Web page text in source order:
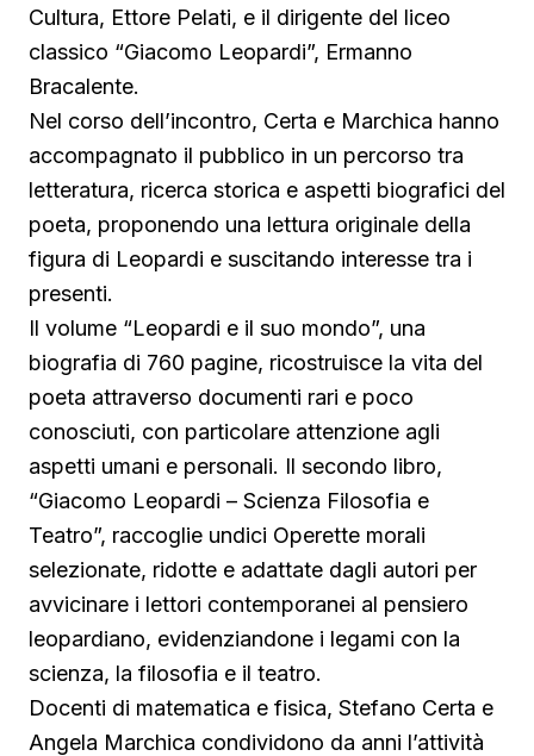
Cultura, Ettore Pelati, e il dirigente del liceo
classico “Giacomo Leopardi”, Ermanno
Bracalente.
Nel corso dell’incontro, Certa e Marchica hanno
accompagnato il pubblico in un percorso tra
letteratura, ricerca storica e aspetti biografici del
poeta, proponendo una lettura originale della
figura di Leopardi e suscitando interesse tra i
presenti.
Il volume “Leopardi e il suo mondo”, una
biografia di 760 pagine, ricostruisce la vita del
poeta attraverso documenti rari e poco
conosciuti, con particolare attenzione agli
aspetti umani e personali. Il secondo libro,
“Giacomo Leopardi – Scienza Filosofia e
Teatro”, raccoglie undici Operette morali
selezionate, ridotte e adattate dagli autori per
avvicinare i lettori contemporanei al pensiero
leopardiano, evidenziandone i legami con la
scienza, la filosofia e il teatro.
Docenti di matematica e fisica, Stefano Certa e
Angela Marchica condividono da anni l’attività